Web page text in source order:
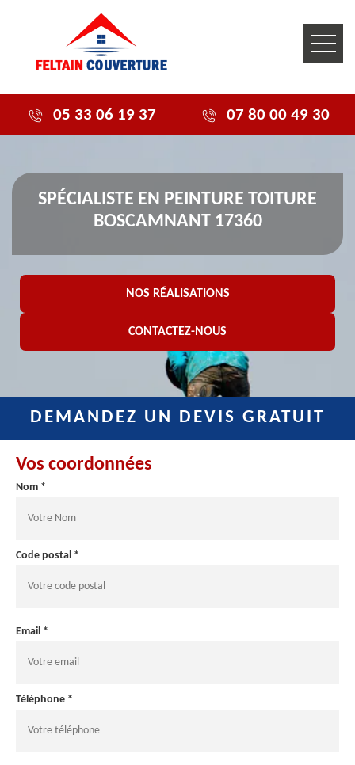
05 33 06 19 37 07 80 00 49 30
SPÉCIALISTE EN PEINTURE TOITURE
BOSCAMNANT 17360
NOS RÉALISATIONS
CONTACTEZ-NOUS
DEMANDEZ UN DEVIS GRATUIT
Vos coordonnées
Nom *
Code postal *
Email *
Téléphone *